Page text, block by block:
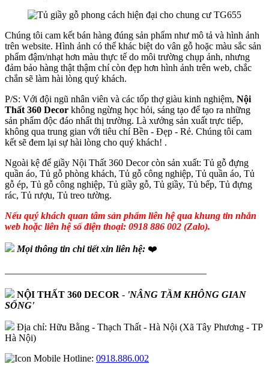
Chúng tôi cam kết bán hàng đúng sản phẩm như mô tả và hình ảnh
trên website. Hình ảnh có thể khác biệt do vân gỗ hoặc màu sắc sản
phẩm đậm/nhạt hơn màu thực tế do môi trường chụp ảnh, nhưng
đảm bảo hàng thật thậm chí còn đẹp hơn hình ảnh trên web, chắc
chắn sẽ làm hài lòng quý khách.
P/S: Với đội ngũ nhân viên và các tốp thợ giàu kinh nghiệm, Nội
Thất 360 Decor không ngừng học hỏi, sáng tạo để tạo ra những
sản phẩm độc đáo nhất thị trường. Là xưởng sản xuất trực tiếp,
không qua trung gian với tiêu chí Bền - Đẹp - Rẻ. Chúng tôi cam
kết sẽ đem lại sự hài lòng cho quý khách! .
Ngoài kệ để giầy Nội Thất 360 Decor còn sản xuất: Tủ gỗ đựng
quần áo, Tủ gỗ phòng khách, Tủ gỗ công nghiệp, Tủ quần áo, Tủ
gỗ ép, Tủ gỗ công nghiệp, Tủ giầy gỗ, Tủ giầy, Tủ bếp, Tủ đựng
rác, Tủ rượu, Tủ treo tường.
Nếu quý khách quan tâm sản phẩm liên hệ qua khung tin nhắn
web hoặc liên hệ số điện thoại: 0918 886 002 (Zalo).
Mọi thông tin chi tiết xin liên hệ: ❤️
—————————————————————
NỘI THẤT 360 DECOR - 'NÂNG TẦM KHÔNG GIAN
SỐNG'
Địa chỉ: Hữu Bằng - Thạch Thất - Hà Nội (Xã Tây Phương - TP
Hà Nội)
Hotline: 0918.886.002